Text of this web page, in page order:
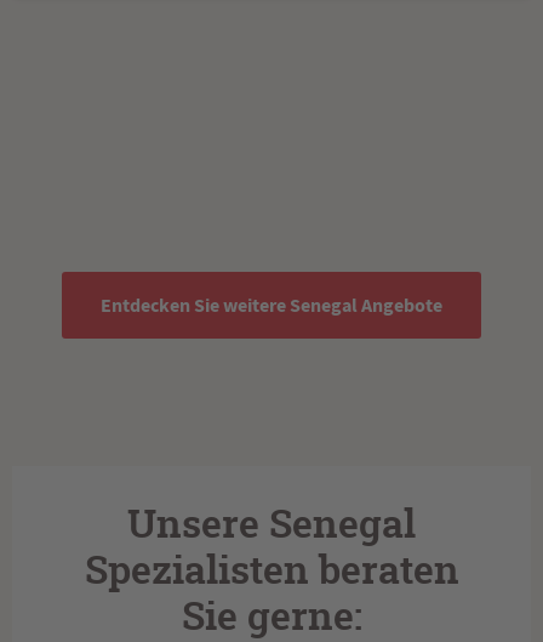
Entdecken Sie weitere Senegal Angebote
Unsere Senegal
Spezialisten beraten
Sie gerne: